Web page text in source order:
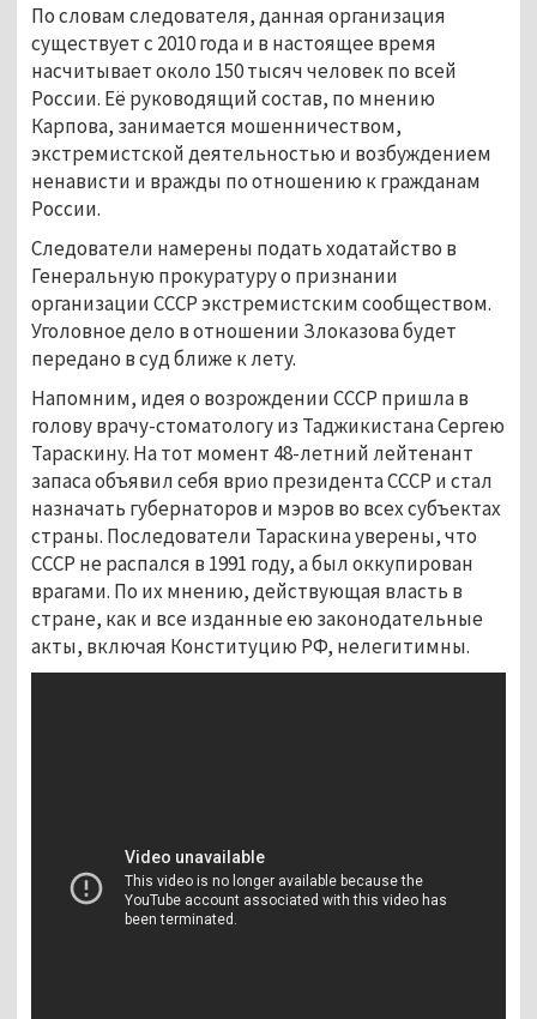
По словам следователя, данная организация
существует с 2010 года и в настоящее время
насчитывает около 150 тысяч человек по всей
России. Её руководящий состав, по мнению
Карпова, занимается мошенничеством,
экстремистской деятельностью и возбуждением
ненависти и вражды по отношению к гражданам
России.
Следователи намерены подать ходатайство в
Генеральную прокуратуру о признании
организации СССР экстремистским сообществом.
Уголовное дело в отношении Злоказова будет
передано в суд ближе к лету.
Напомним, идея о возрождении СССР пришла в
голову врачу-стоматологу из Таджикистана Сергею
Тараскину. На тот момент 48-летний лейтенант
запаса объявил себя врио президента СССР и стал
назначать губернаторов и мэров во всех субъектах
страны. Последователи Тараскина уверены, что
СССР не распался в 1991 году, а был оккупирован
врагами. По их мнению, действующая власть в
стране, как и все изданные ею законодательные
акты, включая Конституцию РФ, нелегитимны.